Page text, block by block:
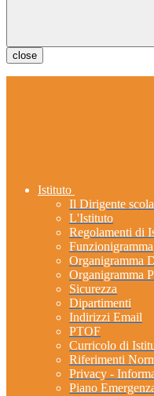
close
Istituto
Il Dirigente
L'Istituto
Regolamenti di
Funzionigramma
Organigramma
Organigramma
Sicurezza
Dipartimenti
Indirizzi Email
PTOF
Curricolo di
Riferimenti
Privacy -
Piano